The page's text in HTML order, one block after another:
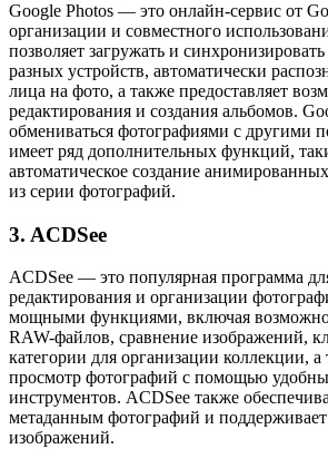
Google Photos — это онлайн-сервис от
организации и совместного
позволяет загружать и
разных устройств, автоматически
лица на фото, а также предоставляет
редактирования и создания альбомов.
обмениваться фотографиями с другими
имеет ряд дополнительных функций,
автоматическое создание
из серии фотографий.
3. ACDSee
ACDSee — это популярная программа
редактирования и организации
мощными функциями, включая
RAW-файлов, сравнение изображений,
категории для организации коллекции,
просмотр фотографий с помощью
инструментов. ACDSee также
метаданным фотографий и
изображений.